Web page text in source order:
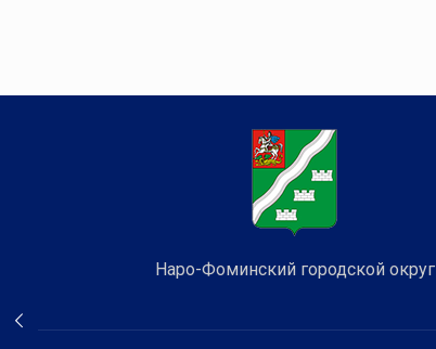
Наро-Фоминский городской округ